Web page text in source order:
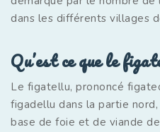
dans les différents villages
Qu’est ce que le
Le figatellu, prononcé
figadellu dans la partie
base de foie et de viande